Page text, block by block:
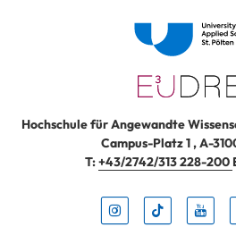
Hochschule für Angewandte
Campus-Platz 1,A-
T:+43/2742/313 228-200